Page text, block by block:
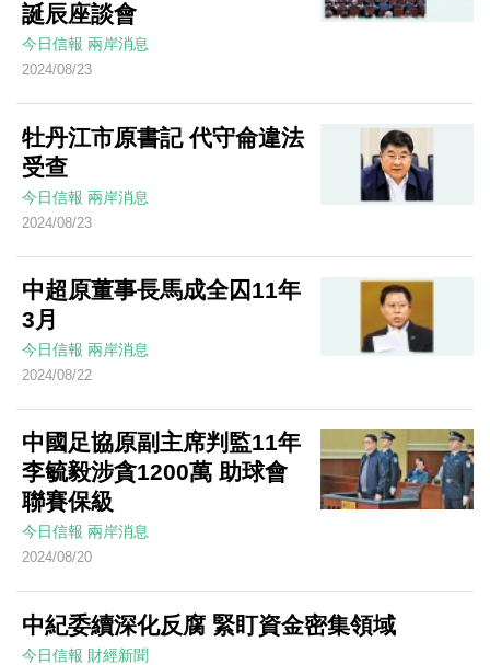
誕辰座談會
今日信報 兩岸消息
2024/08/23
牡丹江市原書記 代守侖違法
受查
今日信報 兩岸消息
2024/08/23
中超原董事長馬成全囚11年
3月
今日信報 兩岸消息
2024/08/22
中國足協原副主席判監11年
李毓毅涉貪1200萬 助球會
聯賽保級
今日信報 兩岸消息
2024/08/20
中紀委續深化反腐 緊盯資金密集領域
今日信報 財經新聞